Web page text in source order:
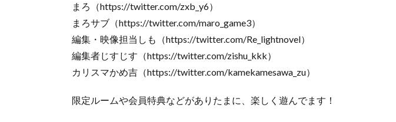
まろ（https://twitter.com/zxb_y6）
まろサブ（https://twitter.com/maro_game3）
編集・映像担当しも（https://twitter.com/Re_lightnovel）
編集者じすじす（https://twitter.com/zishu_kkk）
カリスマかめ吉（https://twitter.com/kamekamesawa_zu）
限定ルームや会員特典などがありたまに、楽しく遊んでます！